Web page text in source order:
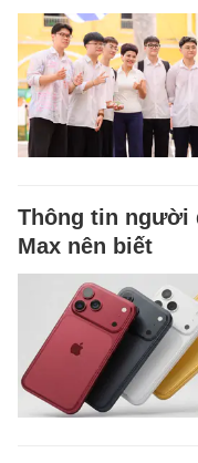
Thông tin người
Max nên biết